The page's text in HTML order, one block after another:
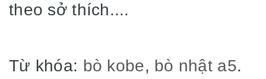
theo sở thích....
Từ khóa: bò kobe, bò nhật a5.